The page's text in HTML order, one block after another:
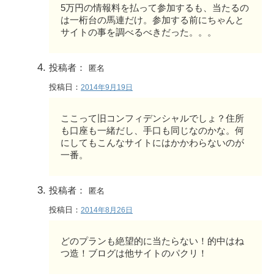
5万円の情報料を払って参加するも、当たるの
は一桁台の馬連だけ。参加する前にちゃんと
サイトの事を調べるべきだった。。。
投稿者： 匿名
投稿日： 2014年9月19日
ここって旧コンフィデンシャルでしょ？住所
も口座も一緒だし、手口も同じなのかな。何
にしてもこんなサイトにはかかわらないのが
一番。
投稿者： 匿名
投稿日： 2014年8月26日
どのプランも絶望的に当たらない！的中はね
つ造！ブログは他サイトのパクリ！